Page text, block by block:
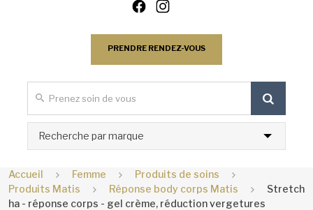
PRENDRE RENDEZ-VOUS
Recherche par marque
Accueil Femme
Produits de soins
Produits Matis
Réponse body corps Matis
Stretch
ha - réponse corps - gel crème, réduction vergetures